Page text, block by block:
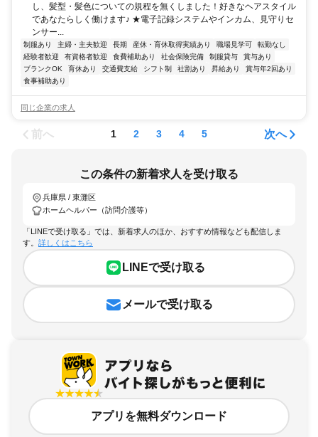
し、髪型・髪色についての規程を無くしました！好きなヘアスタイル
であなたらしく働けます♪ ★電子記録システムやインカム、見守りセ
ンサー...
制服あり 主婦・主夫歓迎 長期 産休・育休取得実績あり 職場見学可
転勤なし
経験者歓迎
有資格者歓迎 食費補助あり 社会保険完備 制服貸与
賞与あり
ブランクOK
育休あり 交通費支給 シフト制 社割あり 昇給あり
賞与年2回あり
食事補助あり
同じ企業の求人
前へ 1 2 3 4 5 次へ
この条件の新着求人を受け取る
兵庫県 / 東灘区
ホームヘルパー（訪問介護等）
「LINEで受け取る」では、新着求人のほか、おすすめ情報なども配信しま
す。 詳しくはこちら
LINEで受け取る
メールで受け取る
アプリを無料ダウンロード